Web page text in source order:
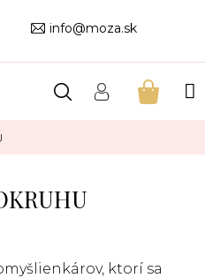
info@moza.sk
ktorí sa